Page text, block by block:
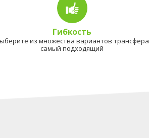
Гибкость
из множества вариантов трансфера
самый подходящий